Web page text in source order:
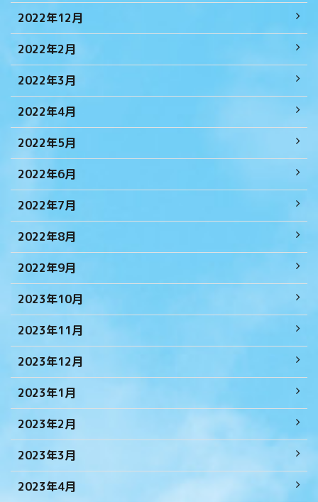
2022年12月
2022年2月
2022年3月
2022年4月
2022年5月
2022年6月
2022年7月
2022年8月
2022年9月
2023年10月
2023年11月
2023年12月
2023年1月
2023年2月
2023年3月
2023年4月